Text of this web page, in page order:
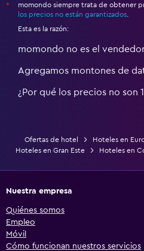
*
momondo siempre trata de obtener
los precios no están garantizados
Esta es la razón:
momondo no es el
Agregamos montones de
¿Por qué los precios no son
Ofertas de hotel Hoteles en
Hoteles en Gran Este
Hoteles en
Nuestra empresa
Quiénes somos
Empleo
Móvil
Cómo funcionan nuestros servicios